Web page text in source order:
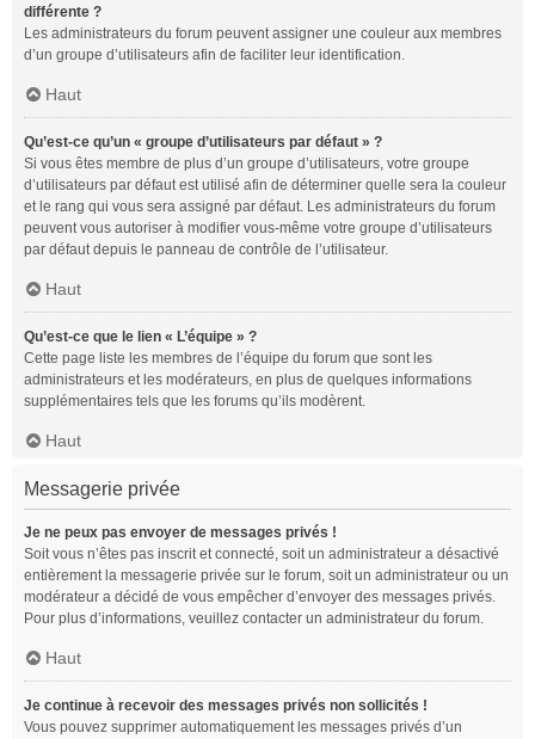
différente ?
Les administrateurs du forum peuvent assigner une couleur aux membres
d’un groupe d’utilisateurs afin de faciliter leur identification.
Haut
Qu’est-ce qu’un « groupe d’utilisateurs par défaut » ?
Si vous êtes membre de plus d’un groupe d’utilisateurs, votre groupe
d’utilisateurs par défaut est utilisé afin de déterminer quelle sera la couleur
et le rang qui vous sera assigné par défaut. Les administrateurs du forum
peuvent vous autoriser à modifier vous-même votre groupe d’utilisateurs
par défaut depuis le panneau de contrôle de l’utilisateur.
Haut
Qu’est-ce que le lien « L’équipe » ?
Cette page liste les membres de l’équipe du forum que sont les
administrateurs et les modérateurs, en plus de quelques informations
supplémentaires tels que les forums qu’ils modèrent.
Haut
Messagerie privée
Je ne peux pas envoyer de messages privés !
Soit vous n’êtes pas inscrit et connecté, soit un administrateur a désactivé
entièrement la messagerie privée sur le forum, soit un administrateur ou un
modérateur a décidé de vous empêcher d’envoyer des messages privés.
Pour plus d’informations, veuillez contacter un administrateur du forum.
Haut
Je continue à recevoir des messages privés non sollicités !
Vous pouvez supprimer automatiquement les messages privés d’un